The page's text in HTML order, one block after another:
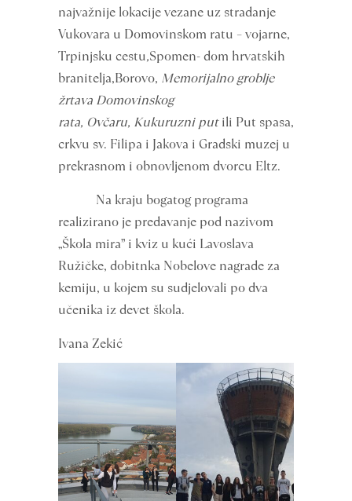
najvažnije lokacije vezane uz stradanje
Vukovara u Domovinskom ratu – vojarne,
Trpinjsku cestu,Spomen- dom hrvatskih
branitelja,Borovo, Memorijalno groblje
žrtava Domovinskog
rata, Ovčaru, Kukuruzni put ili Put spasa,
crkvu sv. Filipa i Jakova i Gradski muzej u
prekrasnom i obnovljenom dvorcu Eltz.
Na kraju bogatog programa
realizirano je predavanje pod nazivom
„Škola mira” i kviz u kući Lavoslava
Ružičke, dobitnka Nobelove nagrade za
kemiju, u kojem su sudjelovali po dva
učenika iz devet škola.
Ivana Zekić